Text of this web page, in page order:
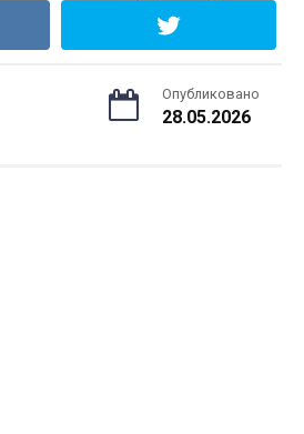
Опубликовано
28.05.2026